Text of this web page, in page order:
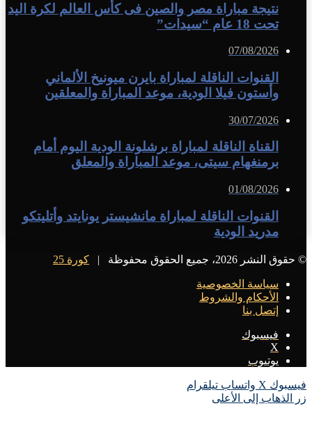
نتيجة مباراة مصر والصين فى كأس العالم لكرة اليد
تحت 18 عام “سيدات”
07/08/2026
القنوات الناقلة لمباراة بايرن ميونيخ الألماني
وأستون فيلا الودية، موعد المباراة والمعلقين
30/07/2026
القناة الناقلة لمباراة برشلونة الودية اليوم أمام
برمنغهام سيتى، موعد المباراة والمعلق
01/08/2026
القنوات الناقلة لمباراة مانشيستر يونايتد وأتليتكو
مدريد الودية
© حقوق النشر 2026، جميع الحقوق محفوظة | كورة 25
سياسة الخصوصية
الأحكام والشروط
إتصل بنا
فيسبوك
X
يوتيوب
فيسبوك X واتساب تيلقرام
زر الذهاب إلى الأعلى